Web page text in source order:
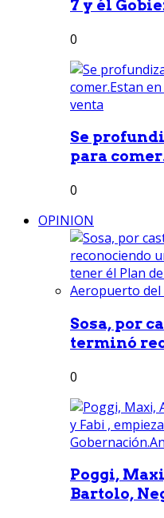
7 y él
0
Se
para
0
OPINION
Sosa, por
terminó
0
Poggi,
Bartolo,